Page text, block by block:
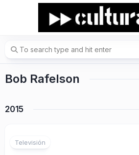
Bob Rafelson
2015
Televisión